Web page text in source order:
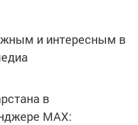
и интересным в
в
MАХ: